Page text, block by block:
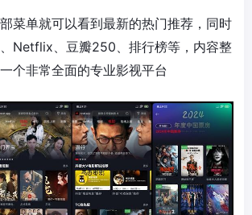
菜单就可以看到最新的热门推荐，同时
Netflix、豆瓣250、排行榜等，内容整
个非常全面的专业影视平台